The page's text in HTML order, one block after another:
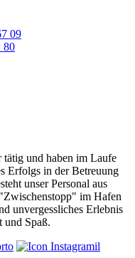
09
80
tätig und haben im Laufe
Erfolgs in der Betreuung
unser Personal aus
im Hafen
unvergessliches Erlebnis
Spaß.
il